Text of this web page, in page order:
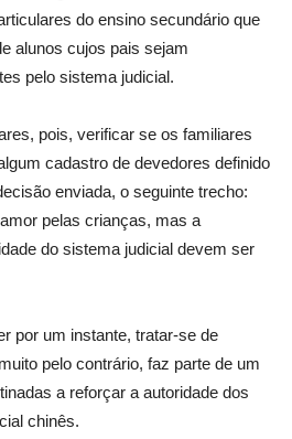
do ensino secundário que
alunos cujos pais sejam
pelo sistema judicial.
pois, verificar se os familiares
cadastro de devedores definido
enviada, o seguinte trecho:
pelas crianças, mas a
do sistema judicial devem ser
por um instante, tratar-se de
pelo contrário, faz parte de um
a reforçar a autoridade dos
chinês.